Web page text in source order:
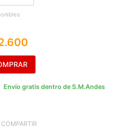
Envío gratis dentro de S.M.Andes
COMPARTIR